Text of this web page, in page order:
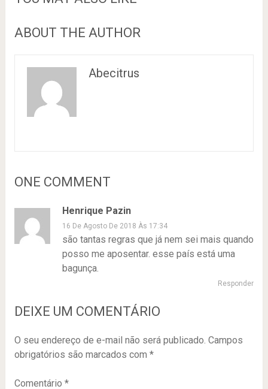
ABOUT THE AUTHOR
Abecitrus
ONE COMMENT
Henrique Pazin
16 De Agosto De 2018 Às 17:34
são tantas regras que já nem sei mais quando
posso me aposentar. esse país está uma
bagunça.
Responder
DEIXE UM COMENTÁRIO
O seu endereço de e-mail não será publicado. Campos
obrigatórios são marcados com *
Comentário *